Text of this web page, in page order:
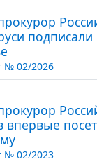
№ 02/2026
впервые
№ 02/2023